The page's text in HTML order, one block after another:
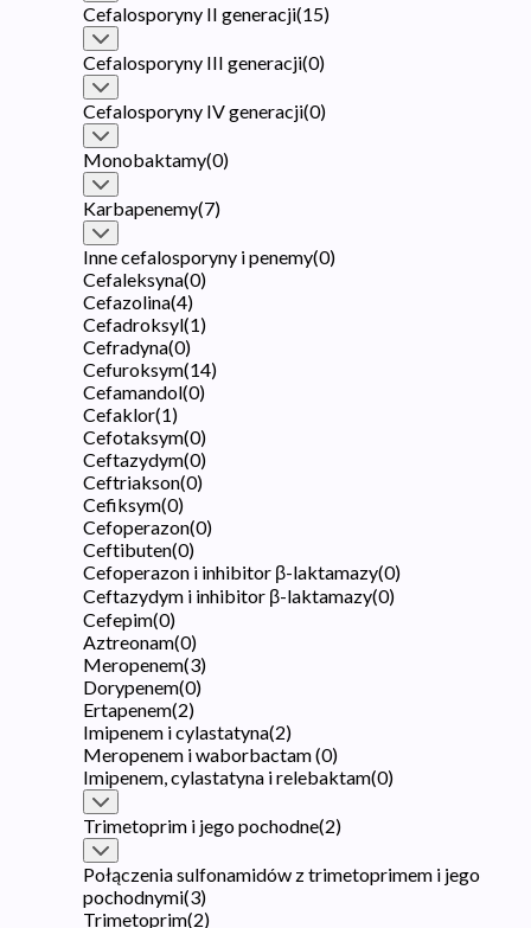
Cefalosporyny II generacji(15)
Cefalosporyny III generacji(0)
Cefalosporyny IV generacji(0)
Monobaktamy(0)
Karbapenemy(7)
Inne cefalosporyny i penemy(0)
Cefaleksyna(0)
Cefazolina(4)
Cefadroksyl(1)
Cefradyna(0)
Cefuroksym(14)
Cefamandol(0)
Cefaklor(1)
Cefotaksym(0)
Ceftazydym(0)
Ceftriakson(0)
Cefiksym(0)
Cefoperazon(0)
Ceftibuten(0)
Cefoperazon i inhibitor β-laktamazy(0)
Ceftazydym i inhibitor β-laktamazy(0)
Cefepim(0)
Aztreonam(0)
Meropenem(3)
Dorypenem(0)
Ertapenem(2)
Imipenem i cylastatyna(2)
Meropenem i waborbactam(0)
Imipenem, cylastatyna i relebaktam(0)
Trimetoprim i jego pochodne(2)
Połączenia sulfonamidów z trimetoprimem i jego
pochodnymi(3)
Trimetoprim(2)